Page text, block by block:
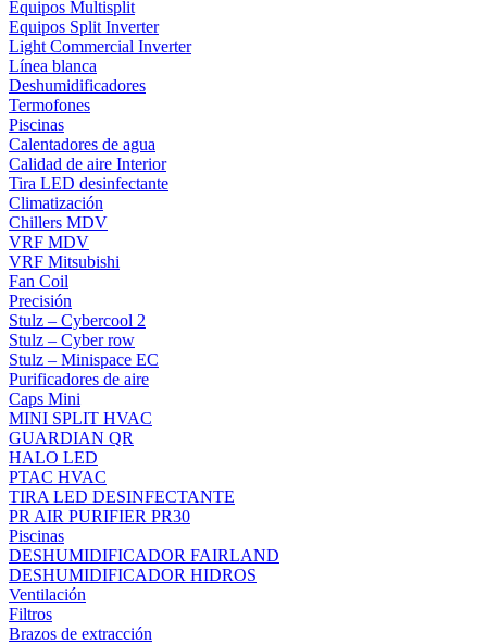
Equipos Multisplit
Equipos Split Inverter
Light Commercial Inverter
Línea blanca
Deshumidificadores
Termofones
Piscinas
Calentadores de agua
Calidad de aire Interior
Tira LED desinfectante
Climatización
Chillers MDV
VRF MDV
VRF Mitsubishi
Fan Coil
Precisión
Stulz – Cybercool 2
Stulz – Cyber row
Stulz – Minispace EC
Purificadores de aire
Caps Mini
MINI SPLIT HVAC
GUARDIAN QR
HALO LED
PTAC HVAC
TIRA LED DESINFECTANTE
PR AIR PURIFIER PR30
Piscinas
DESHUMIDIFICADOR FAIRLAND
DESHUMIDIFICADOR HIDROS
Ventilación
Filtros
Brazos de extracción